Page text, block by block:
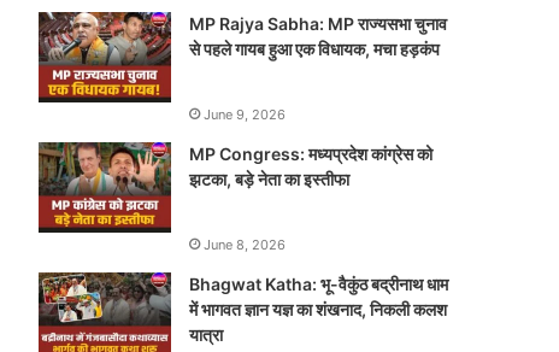
MP Rajya Sabha: MP राज्यसभा चुनाव
से पहले गायब हुआ एक विधायक, मचा हड़कंप
June 9, 2026
MP Congress: मध्यप्रदेश कांग्रेस को
झटका, बड़े नेता का इस्तीफा
June 8, 2026
Bhagwat Katha: भू-वैकुंठ बद्रीनाथ धाम
में भागवत ज्ञान यज्ञ का शंखनाद, निकली कलश
यात्रा